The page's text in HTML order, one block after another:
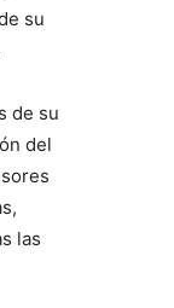
su
de su
del
las